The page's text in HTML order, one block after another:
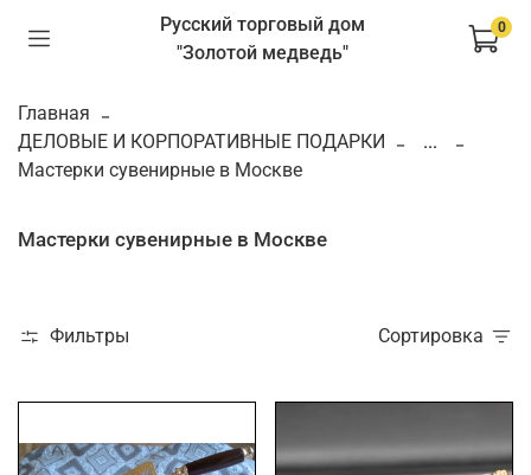
Русский торговый дом
"Золотой медведь"
0
Главная
ДЕЛОВЫЕ И КОРПОРАТИВНЫЕ ПОДАРКИ
...
Мастерки сувенирные в Москве
Мастерки сувенирные в Москве
Фильтры Сортировка